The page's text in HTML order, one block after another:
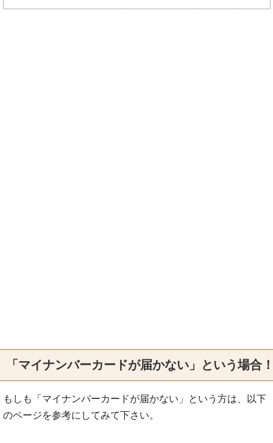
「マイナンバーカードが届かない」という場合
もしも「マイナンバーカードが届かない」という方は、以下
のページを参考にしてみて下さい。